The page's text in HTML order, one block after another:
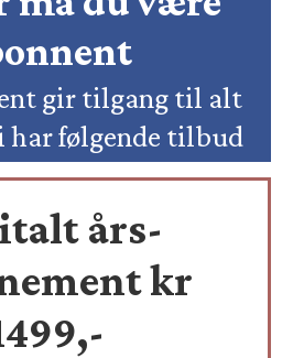
gir tilgang til alt
har følgende tilbud
års-
kr